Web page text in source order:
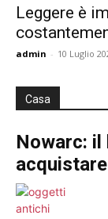
Leggere è
admin - 10 Luglio
Casa
Nowarc: il